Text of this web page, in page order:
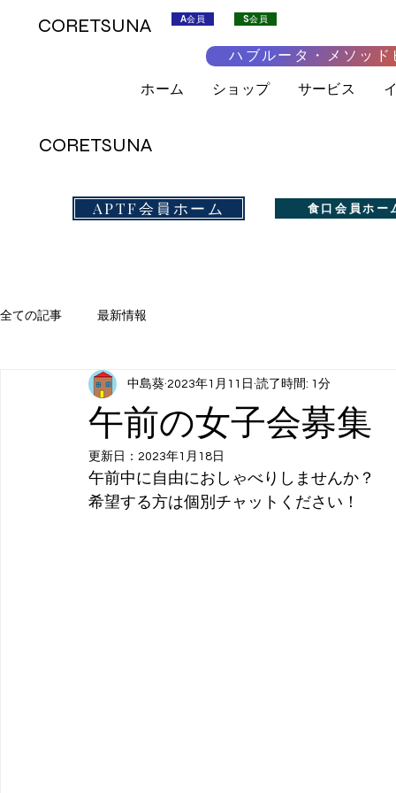
CORETSUNA A会員 S会員
ハブルータ・メソッド
ホーム ショップ サービス
CORETSUNA
APTF会員ホーム 食口会員ホー
全ての記事 最新情報
午前の女子会募集
中島葵 2023年1月11日 読了時間: 1分
更新日： 2023年1月18日
午前中に自由におしゃべりしませんか？
希望する方は個別チャットください！